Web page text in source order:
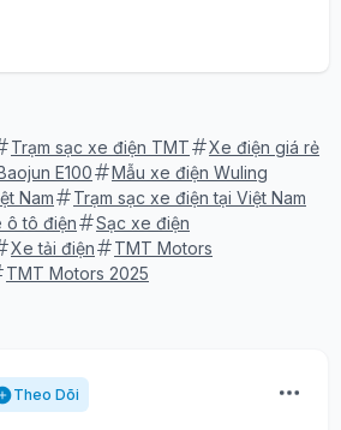
Trạm sạc xe điện TMT
Xe điện giá rẻ
E100
Mẫu xe điện Wuling
Nam
Trạm sạc xe điện tại Việt Nam
ô tô điện
Sạc xe điện
Xe tải điện
TMT Motors
TMT Motors 2025
Theo Dõi